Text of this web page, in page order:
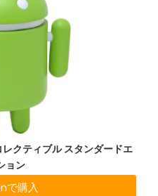
クティブル スタンダードエ
ョン
で購入